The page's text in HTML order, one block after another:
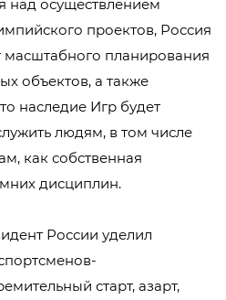
над осуществлением
проектов, Россия
масштабного планирования
объектов, а также
наследие Игр будет
людям, в том числе
как собственная
дисциплин.
России уделил
старт, азарт,